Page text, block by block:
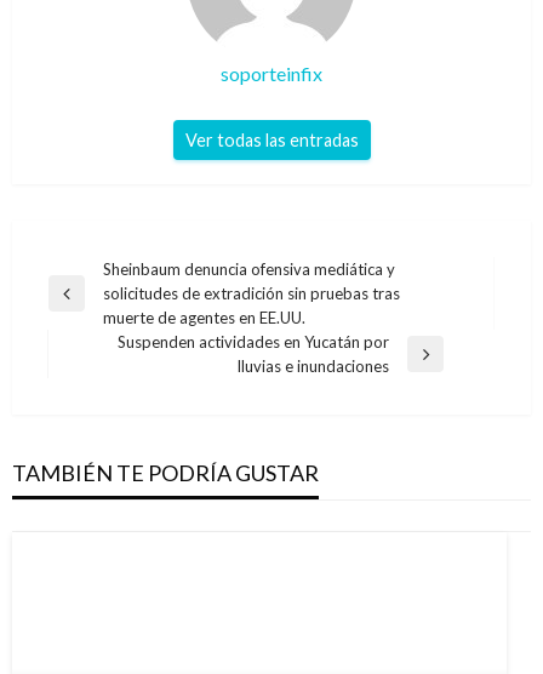
soporteinfix
Ver todas las entradas
Navegación
de
entradas
Entrada
anterior
Sheinbaum denuncia ofensiva mediática y
solicitudes de extradición sin pruebas tras
muerte de agentes en EE.UU.
Suspenden actividades en Yucatán por
lluvias e inundaciones
TAMBIÉN TE PODRÍA GUSTAR